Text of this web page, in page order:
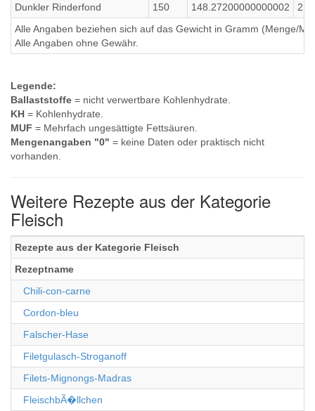
Dunkler Rinderfond
150 148.27200000000002
Alle Angaben beziehen sich auf das Gewicht in Gramm (Menge/
Alle Angaben ohne Gewähr.
Legende:
Ballaststoffe = nicht verwertbare Kohlenhydrate.
KH = Kohlenhydrate.
MUF = Mehrfach ungesättigte Fettsäuren.
Mengenangaben "0" = keine Daten oder praktisch nicht
vorhanden.
Weitere Rezepte aus der Kategorie
Fleisch
Rezepte aus der Kategorie Fleisch
Rezeptname
Chili-con-carne
Cordon-bleu
Falscher-Hase
Filetgulasch-Stroganoff
Filets-Mignongs-Madras
FleischbÃ�llchen